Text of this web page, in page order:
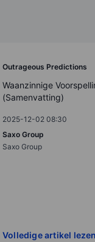
Outrageous Predictions
Waanzinnige
(Samenvatting)
2025-12-02 08:30
Saxo Group
Saxo Group
Volledige artikel lezen